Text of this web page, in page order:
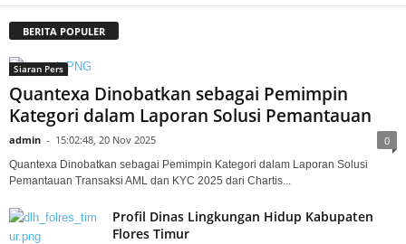
BERITA POPULER
Siaran Pers
Quantexa Dinobatkan sebagai Pemimpin
Kategori dalam Laporan Solusi Pemantauan
admin - 15:02:48, 20 Nov 2025 0
Quantexa Dinobatkan sebagai Pemimpin Kategori dalam Laporan Solusi
Pemantauan Transaksi AML dan KYC 2025 dari Chartis...
Profil Dinas Lingkungan Hidup Kabupaten
Flores Timur